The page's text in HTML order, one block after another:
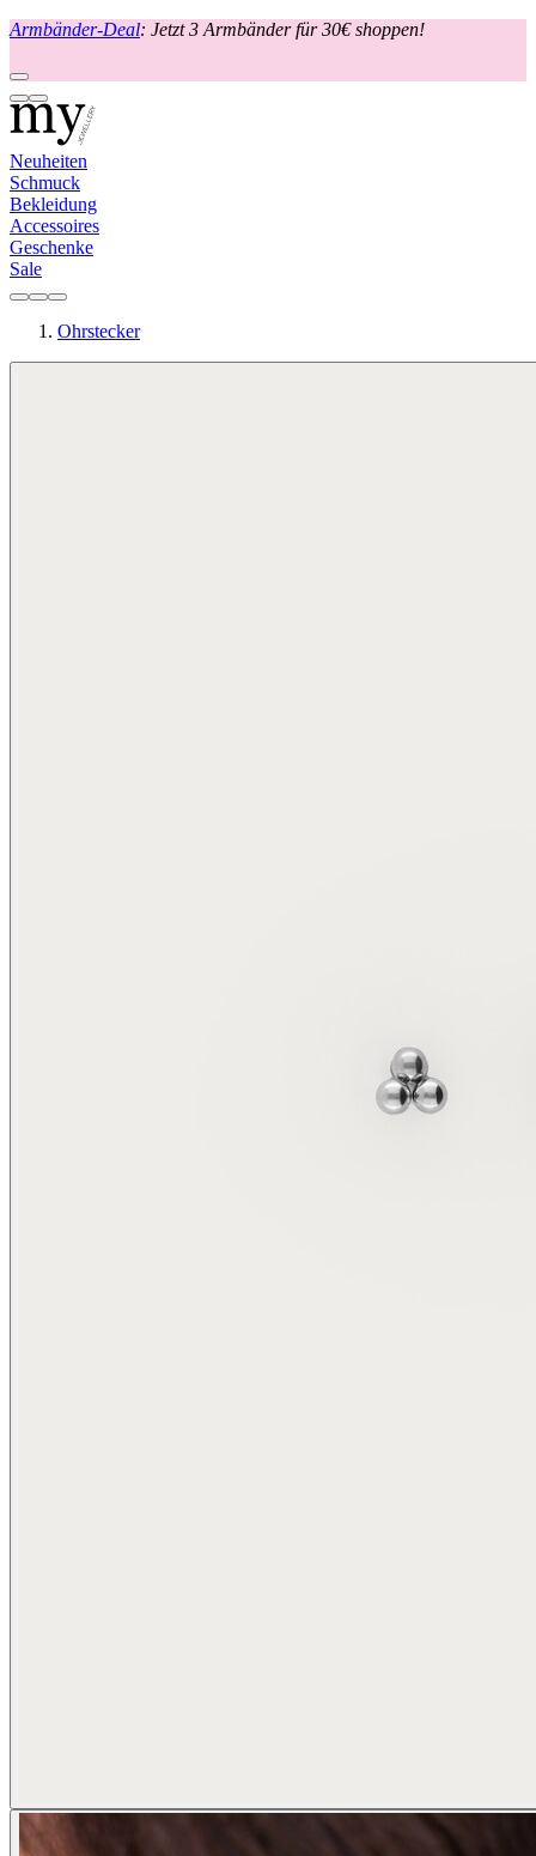
Armbänder-Deal: Jetzt 3 Armbänder für 30€ shoppen!
Neuheiten
Schmuck
Bekleidung
Accessoires
Geschenke
Sale
Ohrstecker